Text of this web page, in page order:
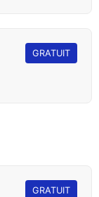
GRATUIT
GRATUIT